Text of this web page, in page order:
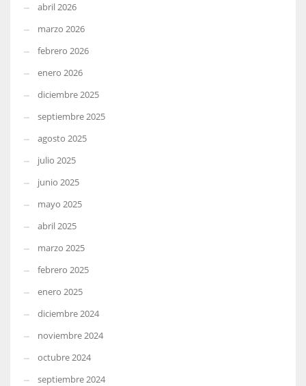
abril 2026
marzo 2026
febrero 2026
enero 2026
diciembre 2025
septiembre 2025
agosto 2025
julio 2025
junio 2025
mayo 2025
abril 2025
marzo 2025
febrero 2025
enero 2025
diciembre 2024
noviembre 2024
octubre 2024
septiembre 2024